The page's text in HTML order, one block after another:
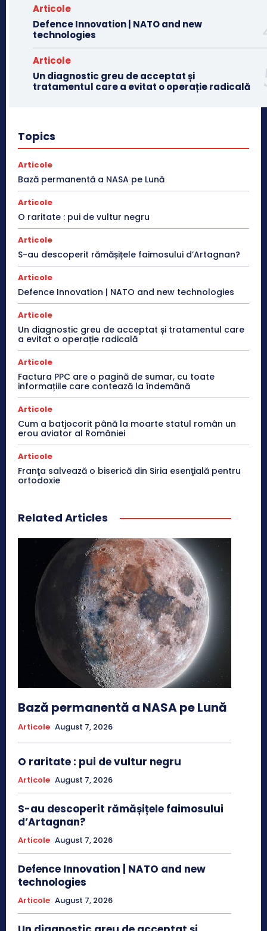
Articole
Defence Innovation | NATO and new
technologies
Articole
Un diagnostic greu de acceptat și
tratamentul care a evitat o operație radicală
Topics
Articole
Bază permanentă a NASA pe Lună
Articole
O raritate : pui de vultur negru
Articole
S-au descoperit rămășițele faimosului d’Artagnan?
Articole
Defence Innovation | NATO and new technologies
Articole
Un diagnostic greu de acceptat și tratamentul care
a evitat o operație radicală
Articole
Factura PPC are o pagină de sumar, cu toate
informațiile care contează la îndemână
Articole
Cum a batjocorit până la moarte statul român un
erou aviator al României
Articole
Franţa salvează o biserică din Siria esenţială pentru
ortodoxie
Related Articles
Bază permanentă a NASA pe Lună
Articole August 7, 2026
O raritate : pui de vultur negru
Articole August 7, 2026
S-au descoperit rămășițele faimosului
d’Artagnan?
Articole August 7, 2026
Defence Innovation | NATO and new
technologies
Articole August 7, 2026